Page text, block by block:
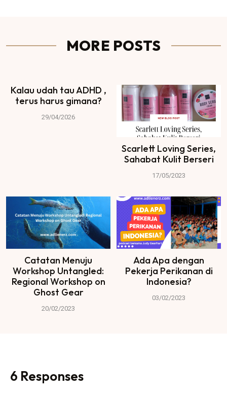
MORE POSTS
Kalau udah tau ADHD ,
terus harus gimana?
29/04/2026
Scarlett Loving Series,
Sahabat Kulit Berseri
17/05/2023
Catatan Menuju
Workshop Untangled:
Regional Workshop on
Ghost Gear
20/02/2023
Ada Apa dengan
Pekerja Perikanan di
Indonesia?
03/02/2023
6 Responses